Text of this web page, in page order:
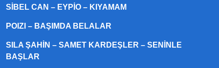
SIBEL CAN – EYPIO – KIYAMAM
POIZI – BAŞIMDA BELALAR
SILA ŞAHIN – SAMET KARDEŞLER – SENINLE
BAŞLAR